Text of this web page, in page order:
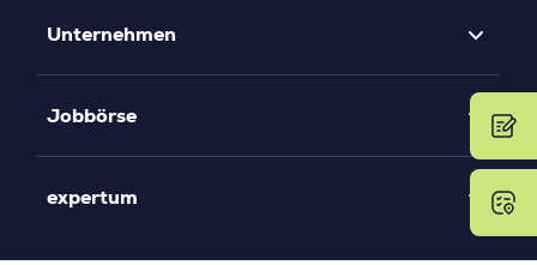
Unternehmen
Jobbörse
expertum